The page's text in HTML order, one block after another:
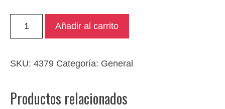
los
cantidad
Añadir al carrito
SKU: 4379 Categoría: General
Productos relacionados